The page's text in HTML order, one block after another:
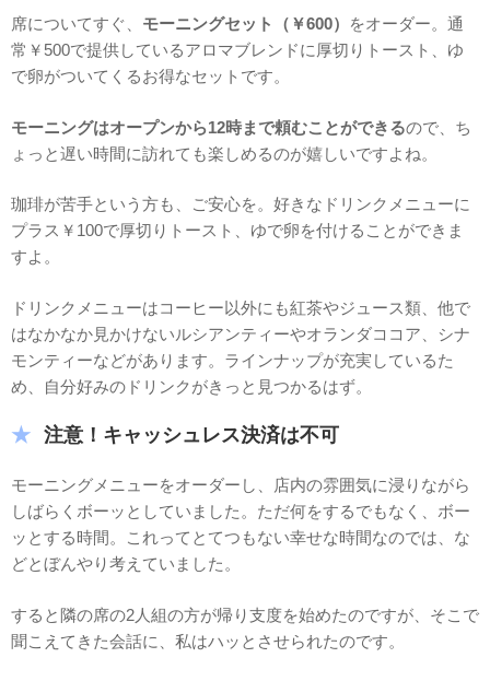
席についてすぐ、 モーニングセット（￥600）
をオーダー。通
常￥500で提供しているアロマブレンドに厚切りトースト、ゆ
で卵がついてくるお得なセットです。
モーニングはオープンから12時まで頼むことができるので、ち
ょっと遅い時間に訪れても楽しめるのが嬉しいですよね。
珈琲が苦手という方も、ご安心を。好きなドリンクメニューに
プラス￥100で厚切りトースト、ゆで卵を付けることができま
すよ。
ドリンクメニューはコーヒー以外にも紅茶やジュース類、他で
はなかなか見かけないルシアンティーやオランダココア、シナ
モンティーなどがあります。ラインナップが充実しているた
め、自分好みのドリンクがきっと見つかるはず。
注意！キャッシュレス決済は不可
モーニングメニューをオーダーし、店内の雰囲気に浸りながら
しばらくボーッとしていました。ただ何をするでもなく、ボー
ッとする時間。これってとてつもない幸せな時間なのでは、な
どとぼんやり考えていました。
すると隣の席の2人組の方が帰り支度を始めたのですが、そこで
聞こえてきた会話に、私はハッとさせられたのです。